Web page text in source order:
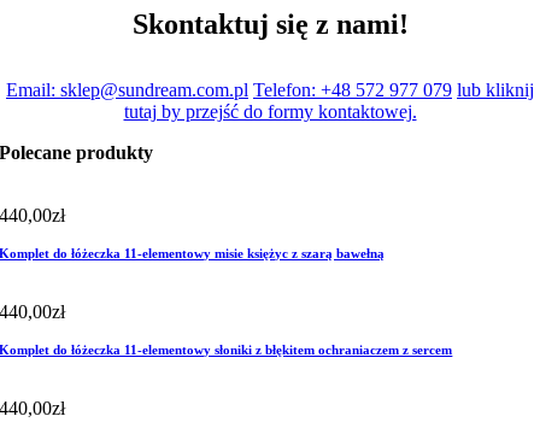
Skontaktuj się z nami!
Email: sklep@sundream.com.pl Telefon: +48 572 977 079 lub kliknij
tutaj by przejść do formy kontaktowej.
Polecane produkty
440,00zł
Komplet do łóżeczka 11-elementowy misie księżyc z szarą bawełną
440,00zł
Komplet do łóżeczka 11-elementowy słoniki z błękitem ochraniaczem z sercem
440,00zł